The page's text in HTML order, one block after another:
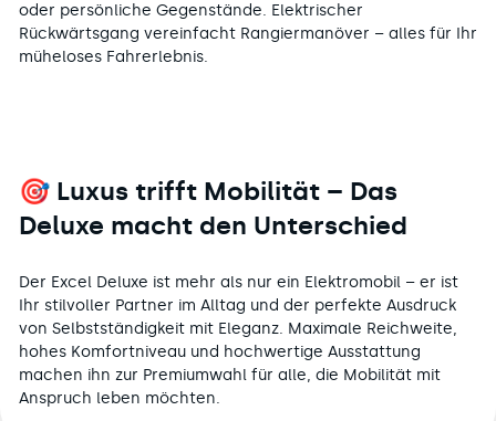
oder persönliche Gegenstände. Elektrischer
Rückwärtsgang vereinfacht Rangiermanöver – alles für Ihr
müheloses Fahrerlebnis.
🎯 Luxus trifft Mobilität – Das
Deluxe macht den Unterschied
Der Excel Deluxe ist mehr als nur ein Elektromobil – er ist
Ihr stilvoller Partner im Alltag und der perfekte Ausdruck
von Selbstständigkeit mit Eleganz. Maximale Reichweite,
hohes Komfortniveau und hochwertige Ausstattung
machen ihn zur Premiumwahl für alle, die Mobilität mit
Anspruch leben möchten.